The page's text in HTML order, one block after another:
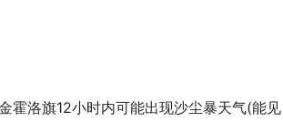
霍洛旗12小时内可能出现沙尘暴天气(能见